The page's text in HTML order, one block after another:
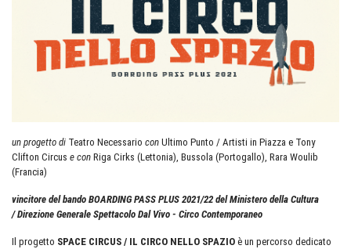
un progetto di Teatro Necessario con Ultimo Punto / Artisti in Piazza e Tony
Clifton Circus e con Riga Cirks (Lettonia), Bussola (Portogallo), Rara Woulib
(Francia)
vincitore del bando BOARDING PASS PLUS 2021/22 del Ministero della Cultura
/ Direzione Generale Spettacolo Dal Vivo - Circo Contemporaneo
Il progetto SPACE CIRCUS / IL CIRCO NELLO SPAZIO è un percorso dedicato